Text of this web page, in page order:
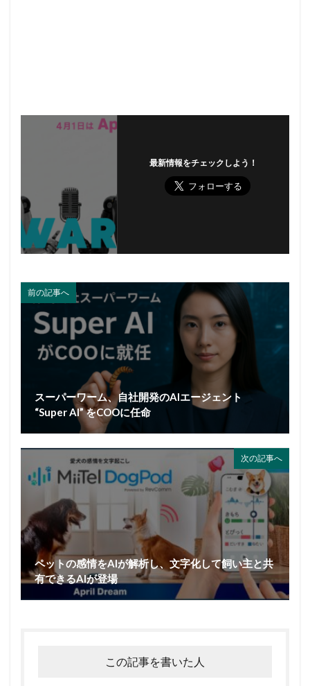
最新情報をチェックしよう！
前の記事へ
スーパーワーム、自社開発のAIエージェント
“Super AI” をCOOに任命
次の記事へ
ペットの感情をAIが解析し、文字化して飼い主と共
有できるAIが登場
この記事を書いた人